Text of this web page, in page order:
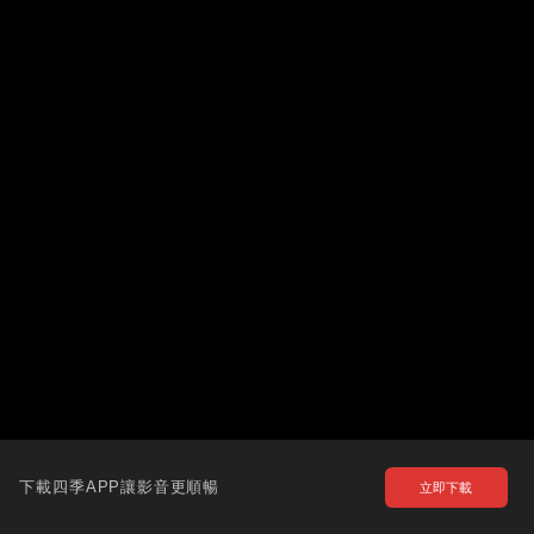
下載四季APP讓影音更順暢 立即下載